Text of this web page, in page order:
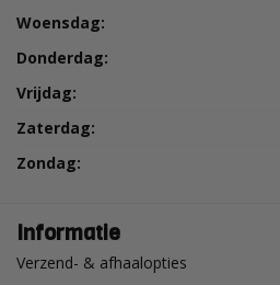
Woensdag:
Donderdag:
Vrijdag:
Zaterdag:
Zondag:
Informatie
Verzend- & afhaalopties